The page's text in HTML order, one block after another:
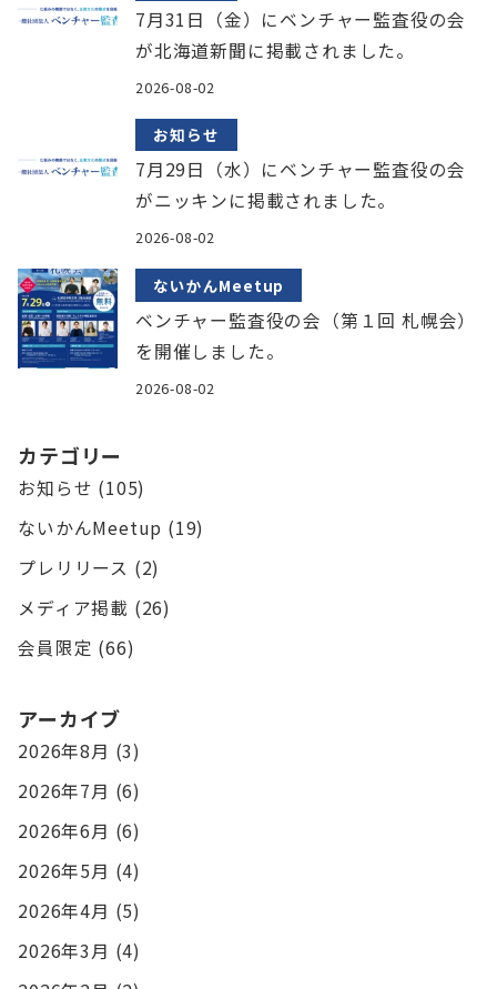
7月31日（金）にベンチャー監査役の会
が北海道新聞に掲載されました。
2026-08-02
お知らせ
7月29日（水）にベンチャー監査役の会
がニッキンに掲載されました。
2026-08-02
ないかんMeetup
ベンチャー監査役の会（第１回 札幌会）
を開催しました。
2026-08-02
カテゴリー
お知らせ (105)
ないかんMeetup (19)
プレリリース (2)
メディア掲載 (26)
会員限定 (66)
アーカイブ
2026年8月 (3)
2026年7月 (6)
2026年6月 (6)
2026年5月 (4)
2026年4月 (5)
2026年3月 (4)